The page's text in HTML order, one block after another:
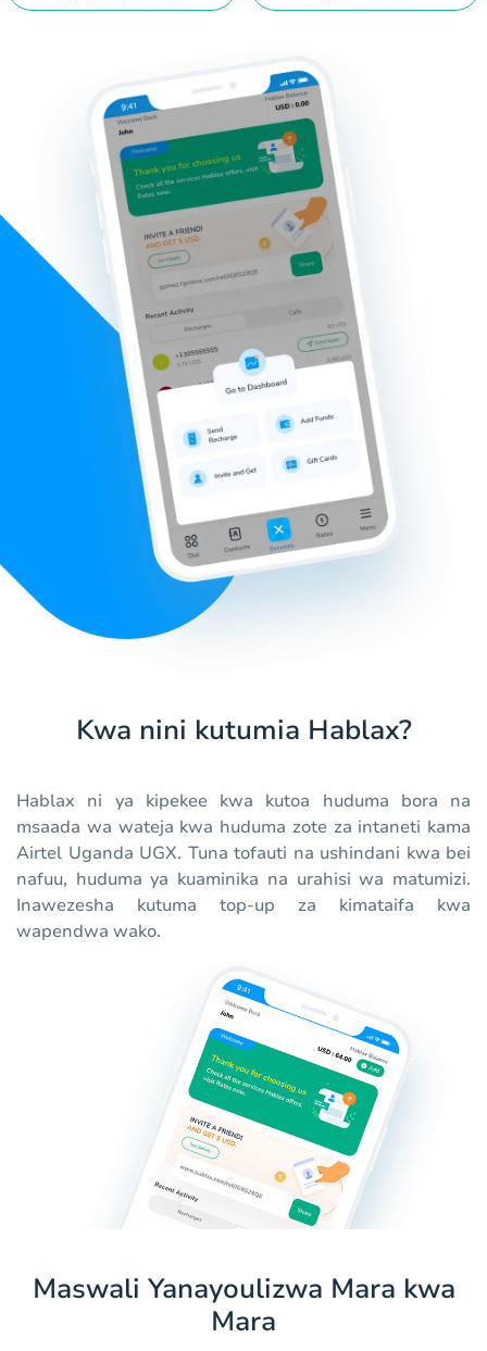
Kwa nini kutumia Hablax?
Hablax ni ya kipekee kwa kutoa huduma bora na
msaada wa wateja kwa huduma zote za intaneti kama
Airtel Uganda UGX. Tuna tofauti na ushindani kwa bei
nafuu, huduma ya kuaminika na urahisi wa matumizi.
Inawezesha kutuma top-up za kimataifa kwa
wapendwa wako.
Maswali Yanayoulizwa Mara kwa
Mara